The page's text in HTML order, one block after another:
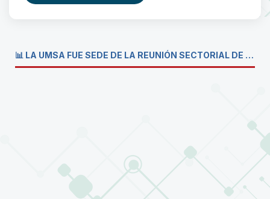
📊 LA UMSA FUE SEDE DE LA REUNIÓN SECTORIAL DE CARRERAS DE ECONOMÍA DEL SISTEMA DE LA UNIVERSIDAD BOLIVIANA💼